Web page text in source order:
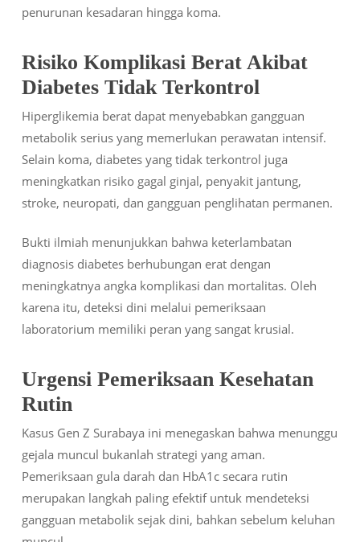
penurunan kesadaran hingga koma.
Risiko Komplikasi Berat Akibat
Diabetes Tidak Terkontrol
Hiperglikemia berat dapat menyebabkan gangguan
metabolik serius yang memerlukan perawatan intensif.
Selain koma, diabetes yang tidak terkontrol juga
meningkatkan risiko gagal ginjal, penyakit jantung,
stroke, neuropati, dan gangguan penglihatan permanen.
Bukti ilmiah menunjukkan bahwa keterlambatan
diagnosis diabetes berhubungan erat dengan
meningkatnya angka komplikasi dan mortalitas. Oleh
karena itu, deteksi dini melalui pemeriksaan
laboratorium memiliki peran yang sangat krusial.
Urgensi Pemeriksaan Kesehatan
Rutin
Kasus Gen Z Surabaya ini menegaskan bahwa menunggu
gejala muncul bukanlah strategi yang aman.
Pemeriksaan gula darah dan HbA1c secara rutin
merupakan langkah paling efektif untuk mendeteksi
gangguan metabolik sejak dini, bahkan sebelum keluhan